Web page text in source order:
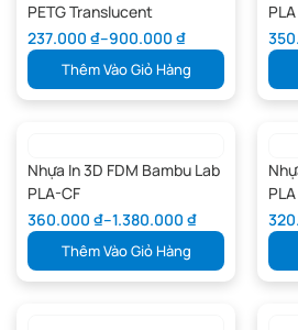
PETG Translucent
237.000 ₫–900.000 ₫
Thêm Vào Giỏ Hàng
Nhựa In 3D FDM Bambu Lab
PLA-CF
360.000 ₫–1.380.000 ₫
Thêm Vào Giỏ Hàng